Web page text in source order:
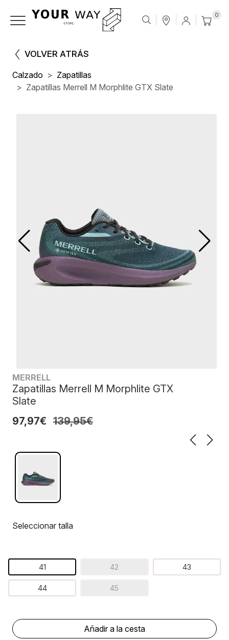
0
VOLVER ATRÁS
Calzado
Zapatillas
Zapatillas Merrell M Morphlite GTX Slate
MERRELL
Zapatillas Merrell M Morphlite GTX
Slate
97,97€ 139,95€
Seleccionar talla
41 42 43
44 45